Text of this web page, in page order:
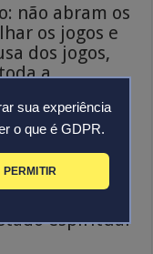
sua experiência
o que é GDPR.
PERMITIR
não abram os
os jogos e
dos jogos,
a
da
com um
espiritual